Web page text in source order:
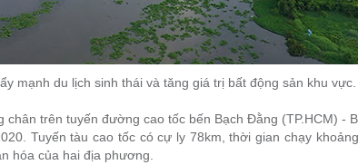
mạnh du lịch sinh thái và tăng giá trị bất động sản khu
chân trên tuyến đường cao tốc bến Bạch Đằng (TP.HCM) -
Tuyến tàu cao tốc có cự ly 78km, thời gian chạy
hóa của hai địa phương.